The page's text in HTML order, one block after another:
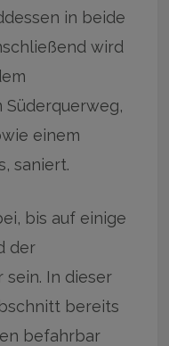
in beide
wird
einem
saniert.
bis auf einige
der
sein. In dieser
bereits
befahrbar